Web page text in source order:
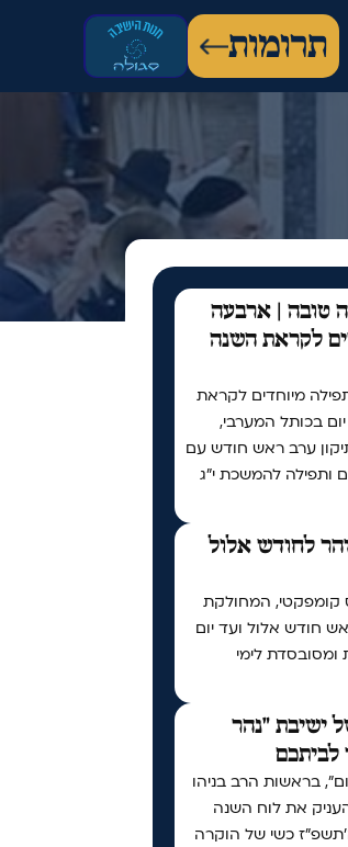
תרומות
טובה | ארבעה
לקראת השנה
מיוחדים לקראת
השנה החדשה: תפילת 40 יום בכותל המערבי,
ערב ראש חודש עם
תהילים ותפילה להמשכת י"ג
לחודש אלול
קומפקטי, המחולקת
חודש אלול ועד יום
ומסובסדת לימי
ישיבת "נהר
לביתכם
בראשות הרב בניהו
את לוח השנה
כשי של הוקרה